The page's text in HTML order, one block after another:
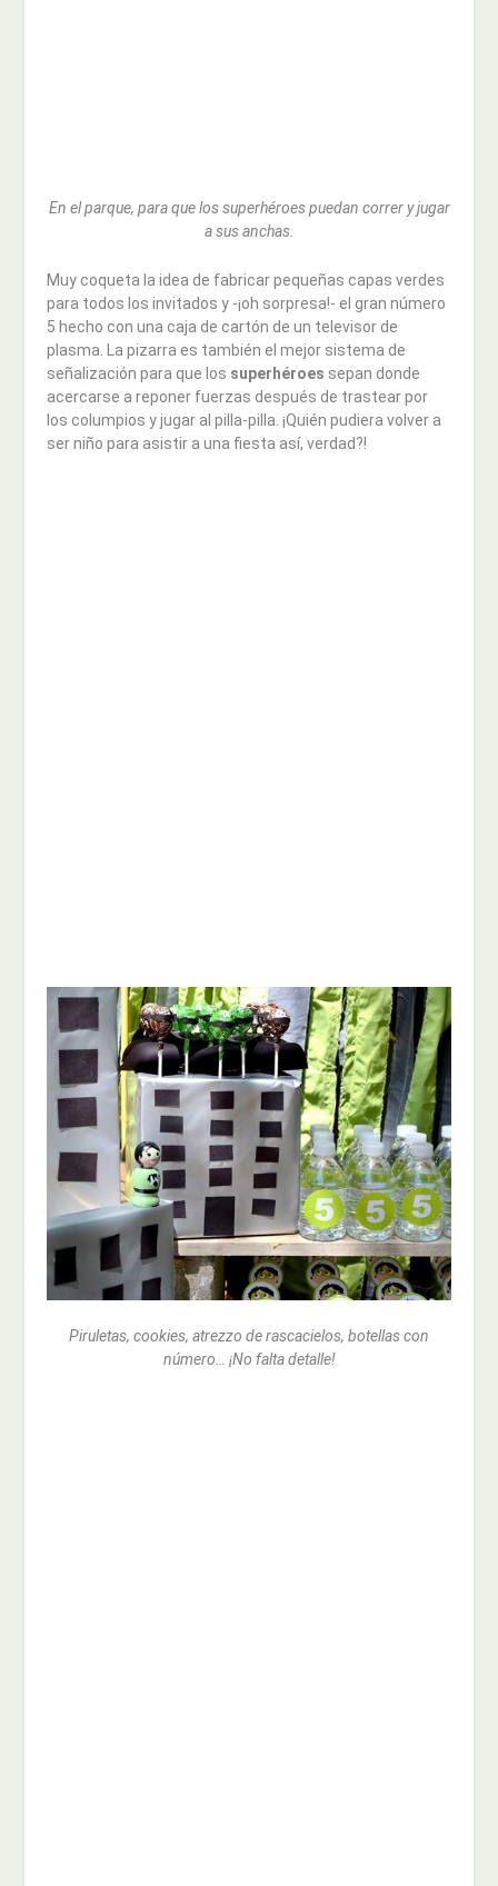
En el parque, para que los superhéroes puedan correr y jugar
a sus anchas.
Muy coqueta la idea de fabricar pequeñas capas verdes
para todos los invitados y -¡oh sorpresa!- el gran número
5 hecho con una caja de cartón de un televisor de
plasma. La pizarra es también el mejor sistema de
señalización para que los superhéroes sepan donde
acercarse a reponer fuerzas después de trastear por
los columpios y jugar al pilla-pilla. ¡Quién pudiera volver a
ser niño para asistir a una fiesta así, verdad?!
Piruletas, cookies, atrezzo de rascacielos, botellas con
número… ¡No falta detalle!